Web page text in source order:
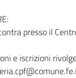
presso il
e iscrizioni